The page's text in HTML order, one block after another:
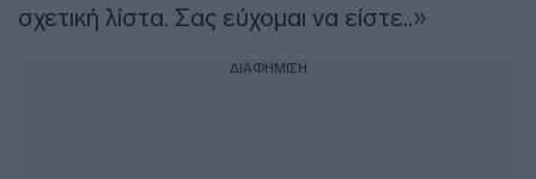
σχετική λίστα. Σας εύχομαι να είστε..»
ΔΙΑΦΗΜΙΣΗ